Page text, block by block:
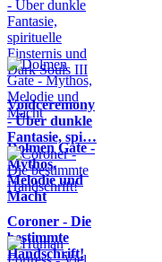
Voidceremony
- Über dunkle
Fantasie, spi…
Dolmen Gate -
Mythos,
Melodie und
Macht
Coroner - Die
bestimmte
Handschrift!